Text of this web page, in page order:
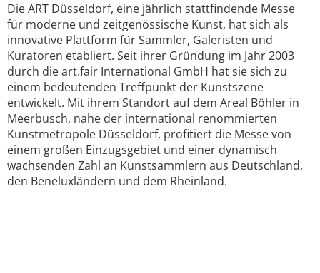
Die ART Düsseldorf, eine jährlich stattfindende Messe
für moderne und zeitgenössische Kunst, hat sich als
innovative Plattform für Sammler, Galeristen und
Kuratoren etabliert. Seit ihrer Gründung im Jahr 2003
durch die art.fair International GmbH hat sie sich zu
einem bedeutenden Treffpunkt der Kunstszene
entwickelt. Mit ihrem Standort auf dem Areal Böhler in
Meerbusch, nahe der international renommierten
Kunstmetropole Düsseldorf, profitiert die Messe von
einem großen Einzugsgebiet und einer dynamisch
wachsenden Zahl an Kunstsammlern aus Deutschland,
den Beneluxländern und dem Rheinland.